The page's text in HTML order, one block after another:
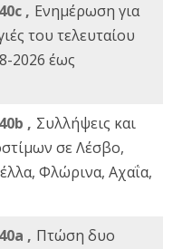
, Ενημέρωση για
του τελευταίου
2026 έως
, Συλλήψεις και
σε Λέσβο,
Φλώρινα, Αχαΐα,
, Πτώση δυο